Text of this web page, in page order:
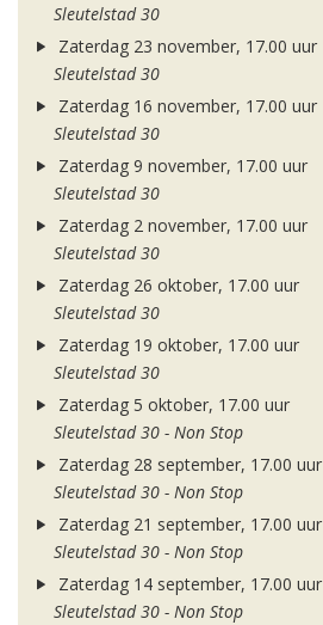
Sleutelstad 30
Zaterdag 23 november, 17.00 uur
Sleutelstad 30
Zaterdag 16 november, 17.00 uur
Sleutelstad 30
Zaterdag 9 november, 17.00 uur
Sleutelstad 30
Zaterdag 2 november, 17.00 uur
Sleutelstad 30
Zaterdag 26 oktober, 17.00 uur
Sleutelstad 30
Zaterdag 19 oktober, 17.00 uur
Sleutelstad 30
Zaterdag 5 oktober, 17.00 uur
Sleutelstad 30 - Non Stop
Zaterdag 28 september, 17.00 uur
Sleutelstad 30 - Non Stop
Zaterdag 21 september, 17.00 uur
Sleutelstad 30 - Non Stop
Zaterdag 14 september, 17.00 uur
Sleutelstad 30 - Non Stop